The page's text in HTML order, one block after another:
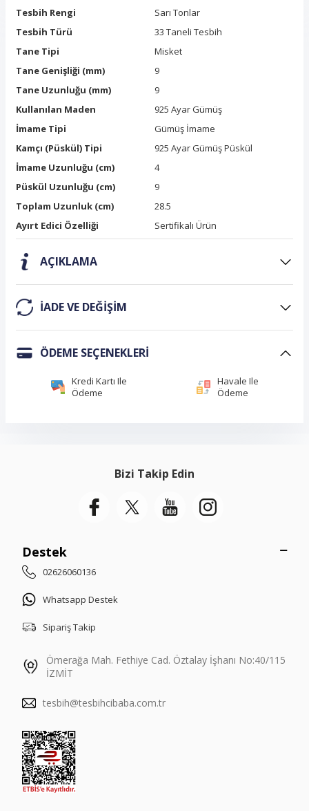
Tesbih Rengi
Sarı Tonlar
Tesbih Türü
33 Taneli Tesbih
Tane Tipi
Misket
Tane Genişliği (mm)
9
Tane Uzunluğu (mm)
9
Kullanılan Maden
925 Ayar Gümüş
İmame Tipi
Gümüş İmame
Kamçı (Püskül) Tipi
925 Ayar Gümüş Püskül
İmame Uzunluğu (cm)
4
Püskül Uzunluğu (cm)
9
Toplam Uzunluk (cm)
28.5
Ayırt Edici Özelliği
Sertifikalı Ürün
AÇIKLAMA
IADE VE DEĞIŞIM
ÖDEME SEÇENEKLERI
Kredi Kartı Ile
Ödeme
Havale Ile
Ödeme
Bizi Takip Edin
Destek
02626060136
Whatsapp Destek
Sipariş Takip
Ömerağa Mah. Fethiye Cad. Öztalay İşhanı No:40/115
İZMİT
tesbih@tesbihcibaba.com.tr